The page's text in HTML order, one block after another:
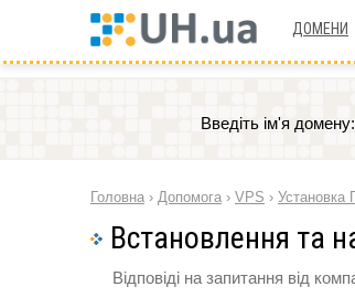
ДОМЕНИ
Введіть ім'я домену:
Головна › Допомога › VPS › Установка
Встановлення та
Відповіді на запитання від